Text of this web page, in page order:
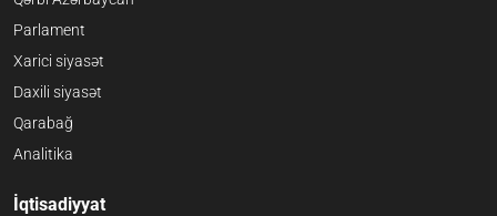
Parlament
Xarici siyasət
Daxili siyasət
Qarabağ
Analitika
İqtisadiyyat